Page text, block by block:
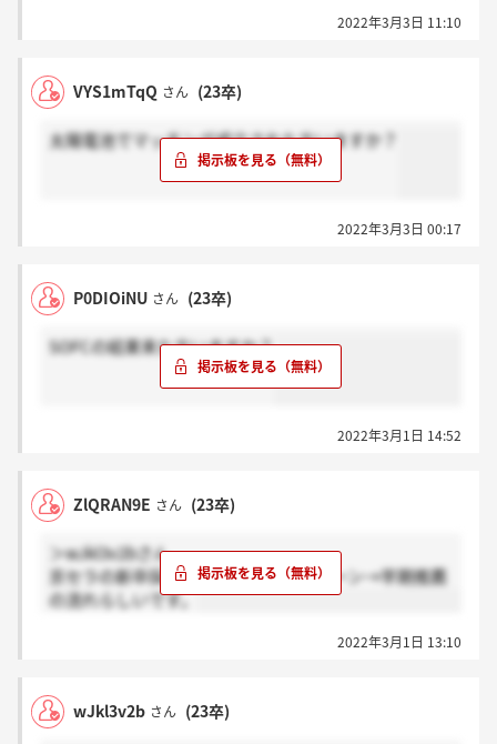
2022年3月3日 11:10
VYS1mTqQ さん (23卒)
太陽電池でマッチング成立された方いますか？
2022年3月3日 00:17
P0DIOiNU さん (23卒)
SOFCの結果来た方いますか？
2022年3月1日 14:52
ZlQRAN9E さん (23卒)
＞wJkl3v2bさん
京セラの新卒採用はほとんどがインターン→早期推薦
の流れらしいです。
2022年3月1日 13:10
wJkl3v2b さん (23卒)